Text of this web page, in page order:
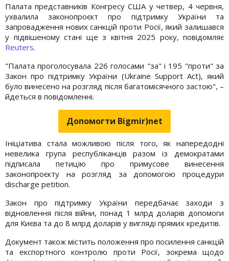
Палата представників Конгресу США у четвер, 4 червня,
ухвалила законопроєкт про підтримку України та
запровадження нових санкцій проти Росії, який залишався
у підвішеному стані ще з квітня 2025 року, повідомляє
Reuters.
"Палата проголосувала 226 голосами "за" і 195 "проти" за
Закон про підтримку України (Ukraine Support Act), який
було винесено на розгляд після багатомісячного застою", –
йдеться в повідомленні.
Допомогти Bigmir)net
Ініціатива стала можливою після того, як напередодні
невелика група республіканців разом із демократами
підписала петицію про примусове винесення
законопроєкту на розгляд за допомогою процедури
discharge petition.
Закон про підтримку України передбачає заходи з
відновлення після війни, понад 1 млрд доларів допомоги
для Києва та до 8 млрд доларів у вигляді прямих кредитів.
Документ також містить положення про посилення санкцій
та експортного контролю проти Росії, зокрема щодо